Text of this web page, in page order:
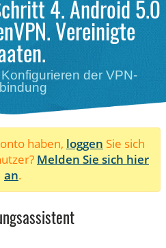
4. Android 5.0
Vereinigte
der VPN-
haben, loggen Sie sich
Melden Sie sich hier
an.